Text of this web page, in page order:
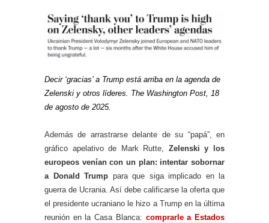
Decir ‘gracias’ a Trump está arriba en la agenda de
Zelenski y otros líderes. The Washington Post, 18
de agosto de 2025.
Además de arrastrarse delante de su “papá”, en
gráfico apelativo de Mark Rutte, Zelenski y los
europeos venían con un plan: intentar sobornar
a Donald Trump para que siga implicado en la
guerra de Ucrania. Así debe calificarse la oferta que
el presidente ucraniano le hizo a Trump en la última
reunión en la Casa Blanca: comprarle a Estados